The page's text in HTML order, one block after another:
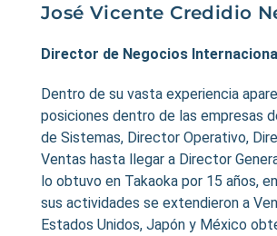
José Vicente Credidio
Director de Negocios
Dentro de su vasta experiencia
posiciones dentro de las empresas
de Sistemas, Director Operativo,
Ventas hasta llegar a Director
lo obtuvo en Takaoka por 15 años,
sus actividades se extendieron a
Estados Unidos, Japón y México